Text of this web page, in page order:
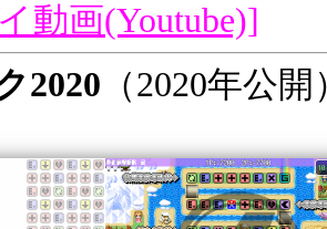
動画(Youtube)]
2020 （2020年